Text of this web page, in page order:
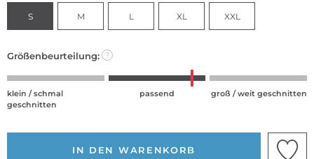
S M L XL XXL
Größenbeurteilung: ?
klein / schmal
geschnitten
passend groß / weit geschnitten
IN DEN WARENKORB